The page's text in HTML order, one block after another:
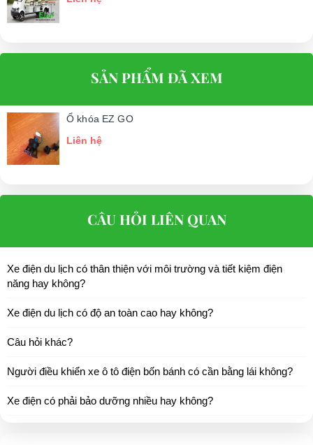
SẢN PHẨM ĐÃ XEM
Ổ khóa EZ GO
Liên hệ
CÂU HỎI LIÊN QUAN
Xe điện du lịch có thân thiện với môi trường và tiết kiệm điện
năng hay không?
Xe điện du lịch có độ an toàn cao hay không?
Câu hỏi khác?
Người điều khiển xe ô tô điện bốn bánh có cần bằng lái không?
Xe điện có phải bảo dưỡng nhiều hay không?